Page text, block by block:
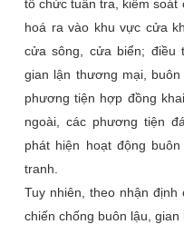
tổ chức tuần tra, kiểm
hoá ra vào khu vực cửa
cửa sông, cửa biển; điều
gian lận thương mại,
phương tiện hợp đồng
ngoài, các phương tiện
phát hiện hoạt động
tranh.
Tuy nhiên, theo nhận
chiến chống buôn lậu,